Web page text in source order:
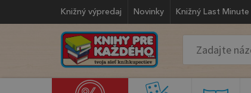
Knižný výpredaj Novinky Knižný Last Minute